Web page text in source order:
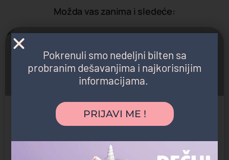
Možda vas zanima i sledeće:
Judo klub Kukolj - Banjica
Džudo klub za decu
Na zakazivanje
Pokrenuli smo nedeljni bilten sa
probranim dešavanjima i najkorisnijim
informacijama.
PRIJAVI ME !